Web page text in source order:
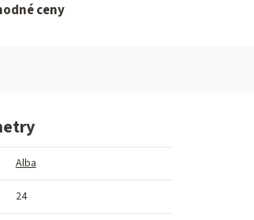
ceny
Alba
24